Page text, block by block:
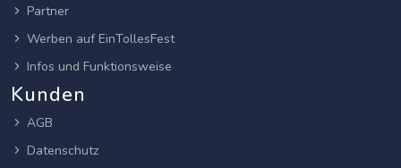
Partner
Werben auf EinTollesFest
Infos und Funktionsweise
Kunden
AGB
Datenschutz